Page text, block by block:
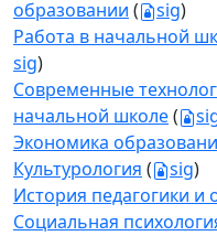
образовании ( sig)
Работа в начальной
sig)
Современные
начальной школе(
Экономика
Культурология ( sig)
История педагогики и
Социальная